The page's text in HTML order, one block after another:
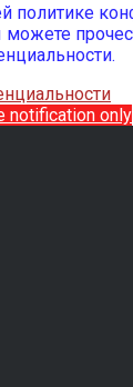
политике
notification only